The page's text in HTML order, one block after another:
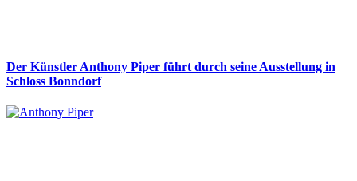
Der Künstler Anthony Piper führt durch seine Ausstellung in
Schloss Bonndorf